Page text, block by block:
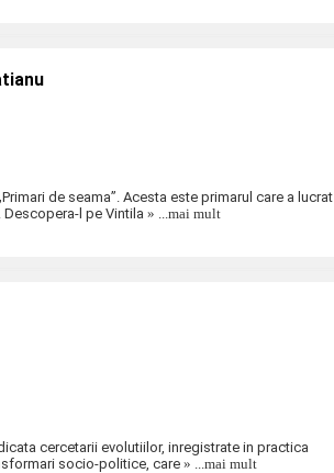
de seama”. Acesta este primarul care a lucrat
l pe Vintila » ...mai mult
cercetarii evolutiilor, inregistrate in practica
socio-politice, care » ...mai mult